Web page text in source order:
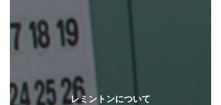
レミントンについて